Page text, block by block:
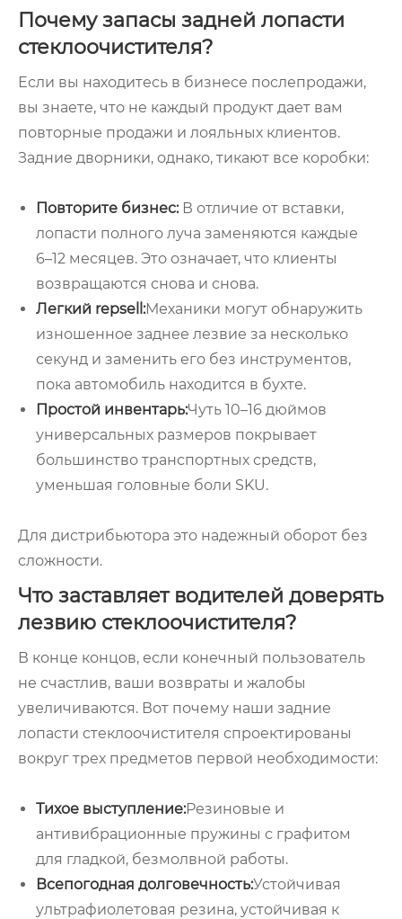
Почему запасы задней лопасти
стеклоочистителя?
Если вы находитесь в бизнесе послепродажи,
вы знаете, что не каждый продукт дает вам
повторные продажи и лояльных клиентов.
Задние дворники, однако, тикают все коробки:
Повторите бизнес: В отличие от вставки,
лопасти полного луча заменяются каждые
6–12 месяцев. Это означает, что клиенты
возвращаются снова и снова.
Легкий repsell:Механики могут обнаружить
изношенное заднее лезвие за несколько
секунд и заменить его без инструментов,
пока автомобиль находится в бухте.
Простой инвентарь:Чуть 10–16 дюймов
универсальных размеров покрывает
большинство транспортных средств,
уменьшая головные боли SKU.
Для дистрибьютора это надежный оборот без
сложности.
Что заставляет водителей доверять
лезвию стеклоочистителя?
В конце концов, если конечный пользователь
не счастлив, ваши возвраты и жалобы
увеличиваются. Вот почему наши задние
лопасти стеклоочистителя спроектированы
вокруг трех предметов первой необходимости:
Тихое выступление:Резиновые и
антивибрационные пружины с графитом
для гладкой, безмолвной работы.
Всепогодная долговечность:Устойчивая
ультрафиолетовая резина, устойчивая к